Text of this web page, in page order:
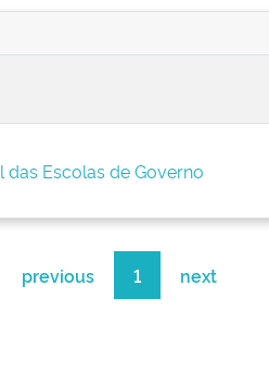
das Escolas de Governo
previous 1 next